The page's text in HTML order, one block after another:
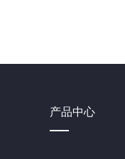
产品中心